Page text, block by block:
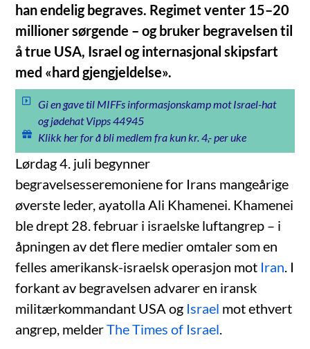
han endelig begraves. Regimet venter 15–20
millioner sørgende – og bruker begravelsen til
å true USA, Israel og internasjonal skipsfart
med «hard gjengjeldelse».
Gi en gave til MIFFs informasjonskamp mot Israel-hat
og jødehat Vipps 44945
Klikk her for å bli medlem fra kun kr. 4,- per uke
Lørdag 4. juli begynner
begravelsesseremoniene for Irans mangeårige
øverste leder, ayatolla Ali Khamenei. Khamenei
ble drept 28. februar i israelske luftangrep – i
åpningen av det flere medier omtaler som en
felles amerikansk-israelsk operasjon mot Iran . I
forkant av begravelsen advarer en iransk
militærkommandant USA og Israel mot ethvert
angrep, melderThe Times of Israel